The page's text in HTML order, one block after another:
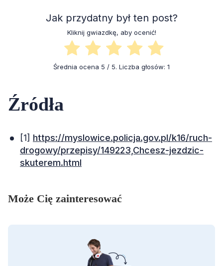
Jak przydatny był ten post?
Kliknij gwiazdkę, aby ocenić!
Średnia ocena 5 / 5. Liczba głosów: 1
Źródła
[1] https://myslowice.policja.gov.pl/k16/ruch-
drogowy/przepisy/149223,Chcesz-jezdzic-
skuterem.html
Może Cię zainteresować